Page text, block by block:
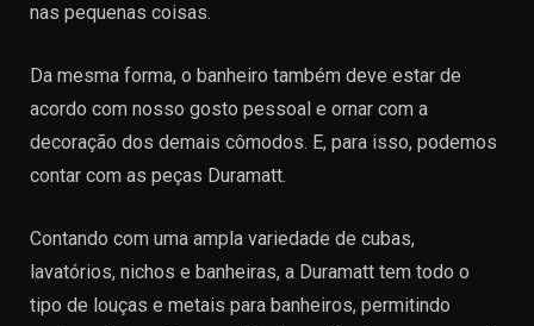
nas pequenas coisas.
Da mesma forma, o banheiro também deve estar de
acordo com nosso gosto pessoal e ornar com a
decoração dos demais cômodos. E, para isso, podemos
contar com as peças Duramatt.
Contando com uma ampla variedade de cubas,
lavatórios, nichos e banheiras, a Duramatt tem todo o
tipo de louças e metais para banheiros, permitindo